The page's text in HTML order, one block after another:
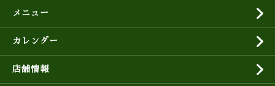
メニュー
カレンダー
店舗情報